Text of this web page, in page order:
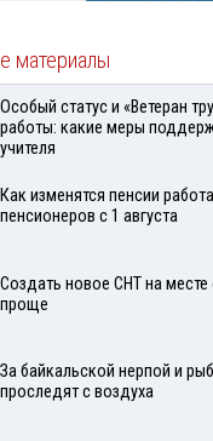
материалы
Особый статус и «Ветеран
работы: какие меры
учителя
Как изменятся пенсии
пенсионеров с 1 августа
Создать новое СНТ на месте
проще
За байкальской нерпой и
проследят с воздуха